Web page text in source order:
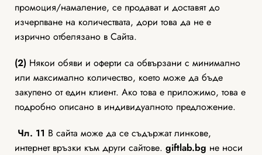
промоция/намаление, се продават и доставят до
изчерпване на количествата, дори това да не е
изрично отбелязано в Сайта.
(2) Някои обяви и оферти са обвързани с минимално
или максимално количество, което може да бъде
закупено от един клиент. Ако това е приложимо, това е
подробно описано в индивидуалното предложение.
Чл. 11 В сайта може да се съдържат линкове,
интернет връзки към други сайтове. giftlab.bg не носи